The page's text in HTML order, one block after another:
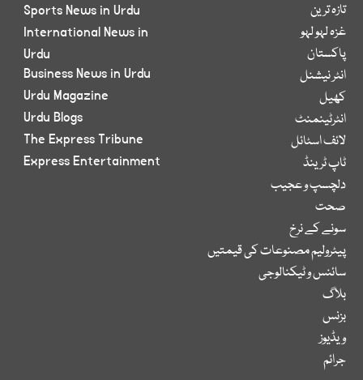
تازہ ترین
غزہ لہو لہو
پاکستان
انٹر نیشنل
کھیل
انٹرٹینمنٹ
لائف اسٹائل
ٹاپ ٹرینڈ
دلچسپ و عجیب
صحت
سونے کے نرخ
پیٹرولیم مصنوعات کی قیمتیں
سائنس و ٹیکنالوجی
بلاگ
بزنس
ویڈیوز
جرائم
Sports News in Urdu
International News in
Urdu
Business News in Urdu
Urdu Magazine
Urdu Blogs
The Express Tribune
Express Entertainment